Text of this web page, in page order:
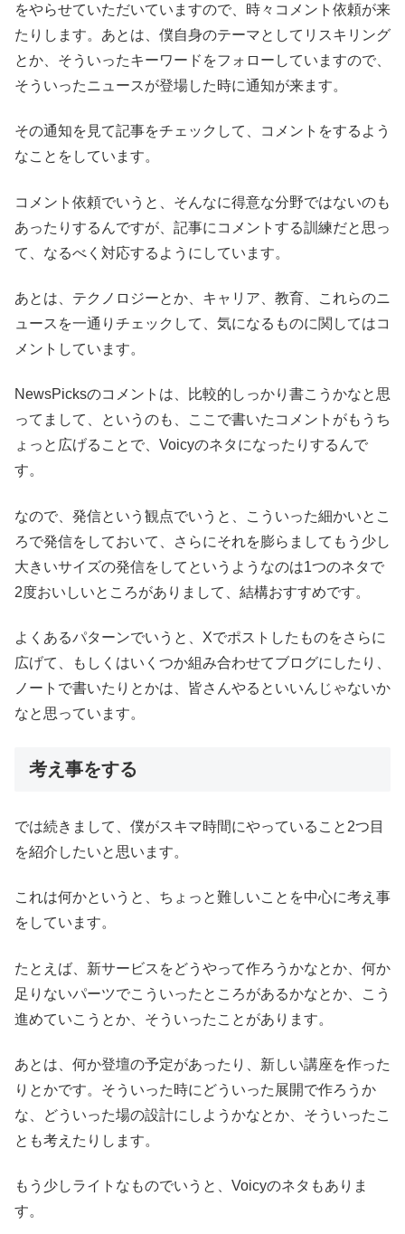
をやらせていただいていますので、時々コメント依頼が来
たりします。あとは、僕自身のテーマとしてリスキリング
とか、そういったキーワードをフォローしていますので、
そういったニュースが登場した時に通知が来ます。
その通知を見て記事をチェックして、コメントをするよう
なことをしています。
コメント依頼でいうと、そんなに得意な分野ではないのも
あったりするんですが、記事にコメントする訓練だと思っ
て、なるべく対応するようにしています。
あとは、テクノロジーとか、キャリア、教育、これらのニ
ュースを一通りチェックして、気になるものに関してはコ
メントしています。
NewsPicksのコメントは、比較的しっかり書こうかなと思
ってまして、というのも、ここで書いたコメントがもうち
ょっと広げることで、Voicyのネタになったりするんで
す。
なので、発信という観点でいうと、こういった細かいとこ
ろで発信をしておいて、さらにそれを膨らましてもう少し
大きいサイズの発信をしてというようなのは1つのネタで
2度おいしいところがありまして、結構おすすめです。
よくあるパターンでいうと、Xでポストしたものをさらに
広げて、もしくはいくつか組み合わせてブログにしたり、
ノートで書いたりとかは、皆さんやるといいんじゃないか
なと思っています。
考え事をする
では続きまして、僕がスキマ時間にやっていること2つ目
を紹介したいと思います。
これは何かというと、ちょっと難しいことを中心に考え事
をしています。
たとえば、新サービスをどうやって作ろうかなとか、何か
足りないパーツでこういったところがあるかなとか、こう
進めていこうとか、そういったことがあります。
あとは、何か登壇の予定があったり、新しい講座を作った
りとかです。そういった時にどういった展開で作ろうか
な、どういった場の設計にしようかなとか、そういったこ
とも考えたりします。
もう少しライトなものでいうと、Voicyのネタもありま
す。